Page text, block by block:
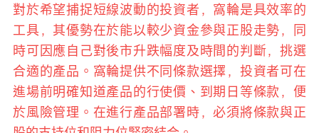
對於希望捕捉短線波動的投資者，窩輪是具效率的
工具，其優勢在於能以較少資金參與正股走勢，同
時可因應自己對後市升跌幅度及時間的判斷，挑選
合適的產品。窩輪提供不同條款選擇，投資者可在
進場前明確知道產品的行使價、到期日等條款，便
於風險管理。在進行產品部署時，必須將條款與正